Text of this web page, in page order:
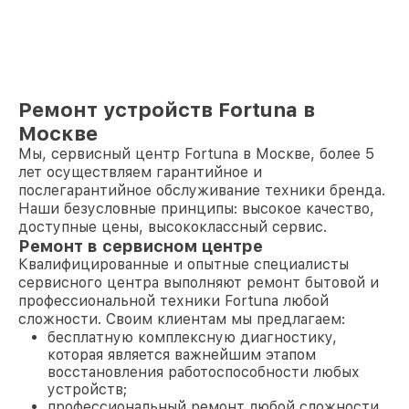
Ремонт устройств Fortuna в
Москве
Мы, сервисный центр Fortuna в Москве, более 5
лет осуществляем гарантийное и
послегарантийное обслуживание техники бренда.
Наши безусловные принципы: высокое качество,
доступные цены, высококлассный сервис.
Ремонт в сервисном центре
Квалифицированные и опытные специалисты
сервисного центра выполняют ремонт бытовой и
профессиональной техники Fortuna любой
сложности. Своим клиентам мы предлагаем:
бесплатную комплексную диагностику,
которая является важнейшим этапом
восстановления работоспособности любых
устройств;